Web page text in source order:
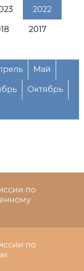
2022
2017
Май
Октябрь
по
по